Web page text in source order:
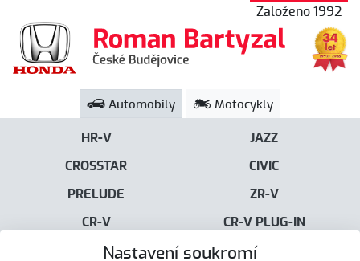
Nastavení soukromí
Založeno 1992
Automobily Motocykly
HR-V JAZZ
CROSSTAR CIVIC
PRELUDE ZR-V
CR-V CR-V PLUG-IN